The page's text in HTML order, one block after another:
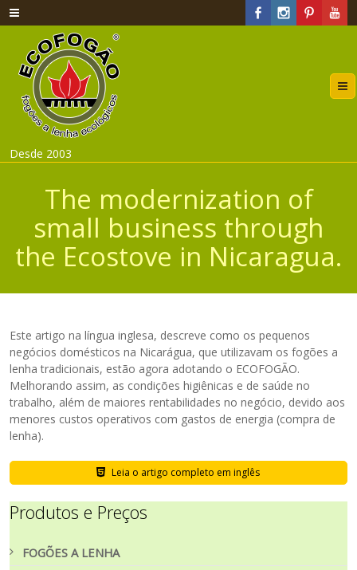
Desde 2003
The modernization of
small business through
the Ecostove in Nicaragua.
Este artigo na língua inglesa, descreve como os pequenos
negócios domésticos na Nicarágua, que utilizavam os fogões a
lenha tradicionais, estão agora adotando o ECOFOGÃO.
Melhorando assim, as condições higiênicas e de saúde no
trabalho, além de maiores rentabilidades no negócio, devido aos
menores custos operativos com gastos de energia (compra de
lenha).
Leia o artigo completo em inglês
Produtos e Preços
FOGÕES A LENHA